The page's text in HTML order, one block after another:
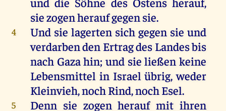
siezogenheraufgegensie.
4 Und sie lagerten sich gegen sie und
verdarbenden Ertragdes Landesbis
nach Gazahin;und sie ließen keine
Lebensmittel in Israel übrig,weder
Kleinvieh,nochRind,nochEsel.
5 Denn sie zogen herauf mit ihren